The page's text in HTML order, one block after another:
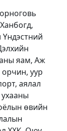
Үндэстний
яам, Аж
орчин, уур
аялал
өвийн